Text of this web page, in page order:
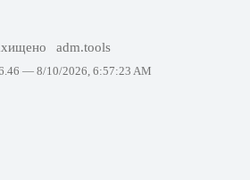
adm.tools
— 8/10/2026, 6:57:23 AM